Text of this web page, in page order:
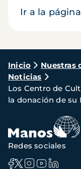
Ir a la
Ruta
de
Inicio Nuestras
Noticias
Los Centro de
la donación de su
Redes sociales